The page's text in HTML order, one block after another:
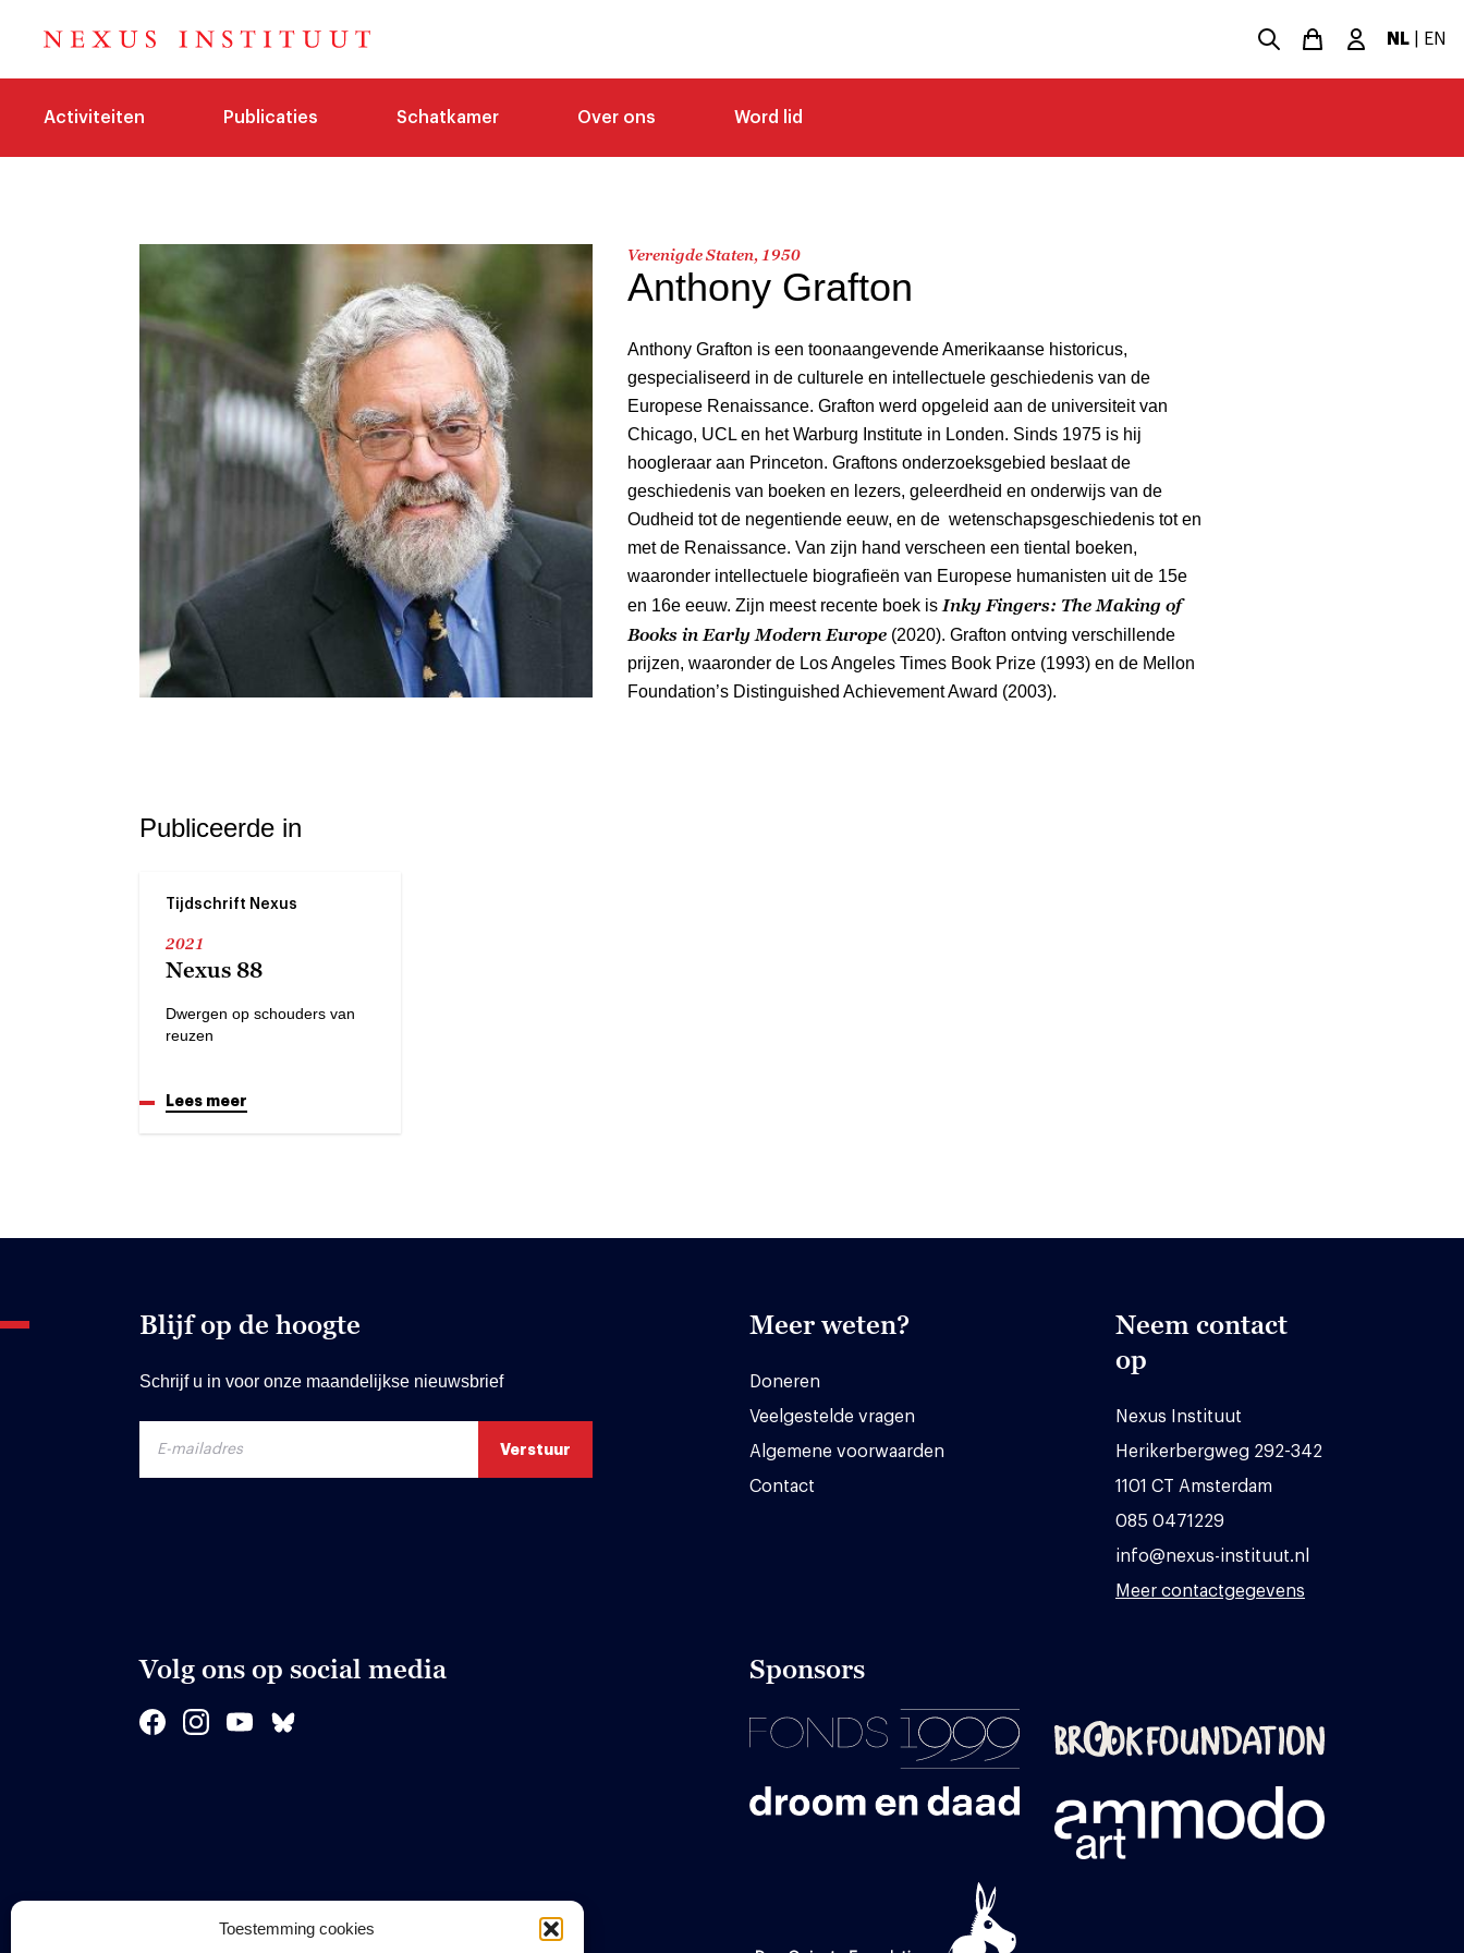
Toestemming cookies
NL EN
Activiteiten Publicaties Schatkamer Over ons Word lid
Verenigde Staten, 1950
Anthony Grafton
Anthony Grafton is een toonaangevende Amerikaanse historicus,
gespecialiseerd in de culturele en intellectuele geschiedenis van de
Europese Renaissance. Grafton werd opgeleid aan de universiteit van
Chicago, UCL en het Warburg Institute in Londen. Sinds 1975 is hij
hoogleraar aan Princeton. Graftons onderzoeksgebied beslaat de
geschiedenis van boeken en lezers, geleerdheid en onderwijs van de
Oudheid tot de negentiende eeuw, en de wetenschapsgeschiedenis tot en
met de Renaissance. Van zijn hand verscheen een tiental boeken,
waaronder intellectuele biografieën van Europese humanisten uit de 15e
en 16e eeuw. Zijn meest recente boek is Inky Fingers: The Making of
Books in Early Modern Europe (2020). Grafton ontving verschillende
prijzen, waaronder de Los Angeles Times Book Prize (1993) en de Mellon
Foundation’s Distinguished Achievement Award (2003).
Publiceerde in
Tijdschrift Nexus
2021
Nexus 88
Dwergen op schouders van
reuzen
Lees meer
Blijf op de hoogte
Schrijf u in voor onze maandelijkse nieuwsbrief
Meer weten?
Doneren
Veelgestelde vragen
Algemene voorwaarden
Contact
Neem contact
op
Nexus Instituut
Herikerbergweg 292-342
1101 CT Amsterdam
085 0471229
info@nexus-instituut.nl
Meer contactgegevens
Volg ons op social media Sponsors